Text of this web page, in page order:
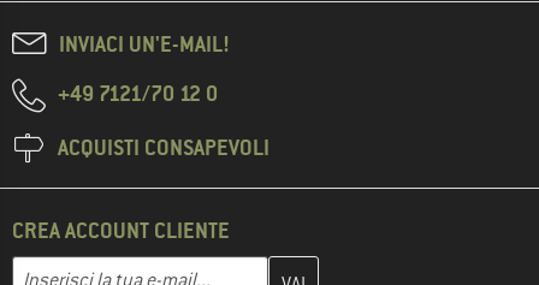
INVIACI UN'E-MAIL!
+49 7121/70 12 0
ACQUISTI CONSAPEVOLI
CREA ACCOUNT CLIENTE
Indirizzo e-mail
Inserisci qui il tuo indirizzo e-mail e crea il tuo account cliente